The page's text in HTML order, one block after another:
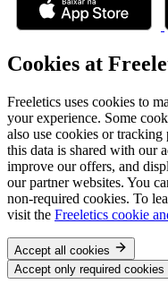
Cookies at
Freeletics uses cookies to
your experience. Some
also use cookies or
this data is shared with our
improve our offers, and
our partner websites. You
non-required cookies. To
visit the Freeletics cookie
Accept all cookies
Accept only required cookies